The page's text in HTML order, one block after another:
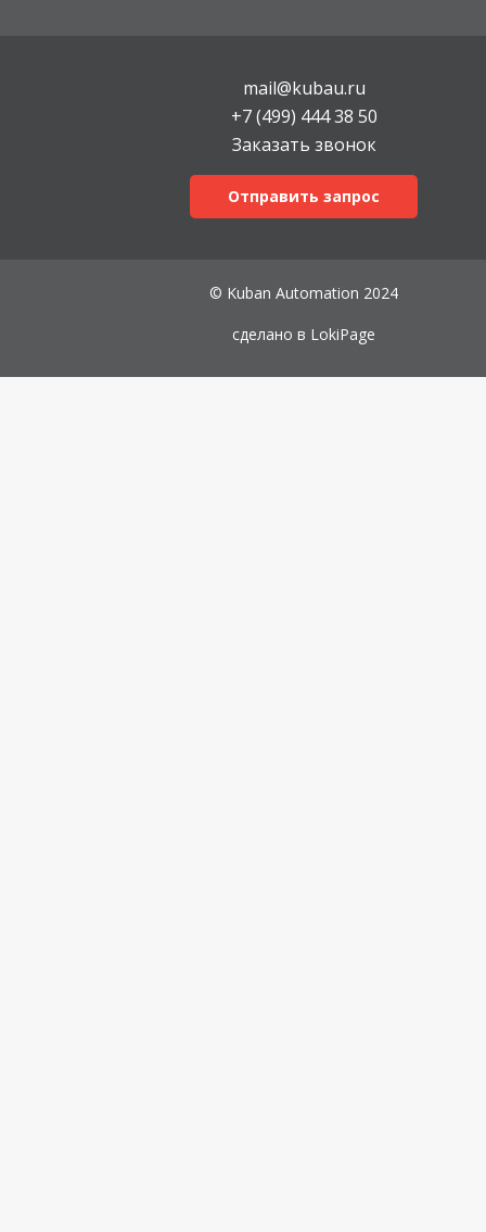
mail@kubau.ru
+7 (499) 444 38 50
Заказать звонок
Отправить запрос
© Kuban Automation 2024
сделано в LokiPage